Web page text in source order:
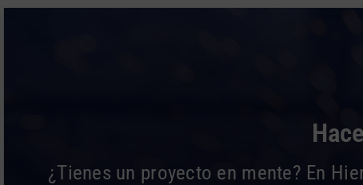
¿Tienes un proyecto en mente? En